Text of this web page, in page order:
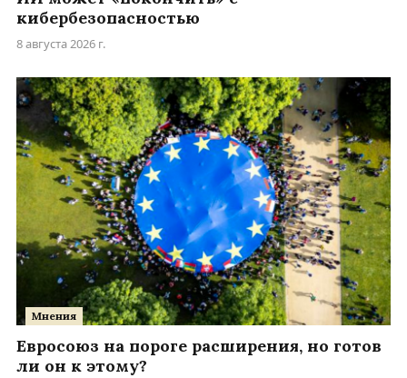
кибербезопасностью
8 августа 2026 г.
Мнения
Евросоюз на пороге расширения, но готов
ли он к этому?